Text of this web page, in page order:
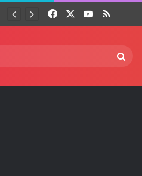
FacebookYouTube
RSS